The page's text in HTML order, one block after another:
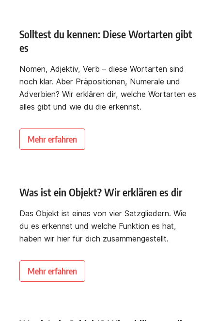
Solltest du kennen: Diese Wortarten gibt
es
Nomen, Adjektiv, Verb – diese Wortarten sind
noch klar. Aber Präpositionen, Numerale und
Adverbien? Wir erklären dir, welche Wortarten es
alles gibt und wie du die erkennst.
Mehr erfahren
Was ist ein Objekt? Wir erklären es dir
Das Objekt ist eines von vier Satzgliedern. Wie
du es erkennst und welche Funktion es hat,
haben wir hier für dich zusammengestellt.
Mehr erfahren